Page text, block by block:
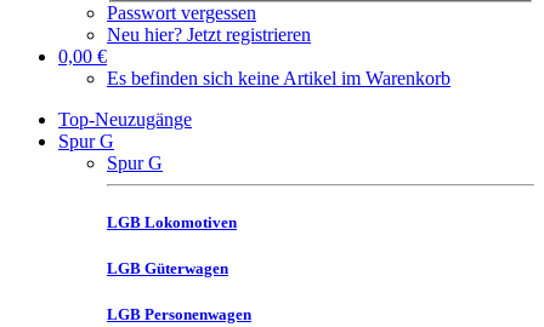
Passwort vergessen
Neu hier? Jetzt registrieren
0,00 €
Es befinden sich keine Artikel im Warenkorb
Top-Neuzugänge
Spur G
Spur G
LGB Lokomotiven
LGB Güterwagen
LGB Personenwagen